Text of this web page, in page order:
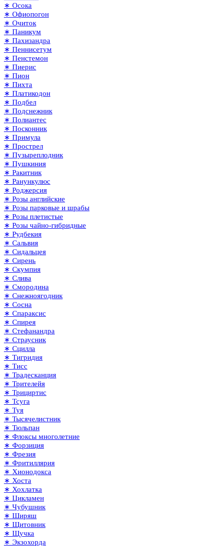
∗ Осока
∗ Офиопогон
∗ Очиток
∗ Паникум
∗ Пахизандра
∗ Пеннисетум
∗ Пенстемон
∗ Пиерис
∗ Пион
∗ Пихта
∗ Платикодон
∗ Подбел
∗ Подснежник
∗ Полиантес
∗ Посконник
∗ Примула
∗ Прострел
∗ Пузыреплодник
∗ Пушкиния
∗ Ракитник
∗ Ранункулюс
∗ Роджерсия
∗ Розы английские
∗ Розы парковые и шрабы
∗ Розы плетистые
∗ Розы чайно-гибридные
∗ Рудбекия
∗ Сальвия
∗ Сидальцея
∗ Сирень
∗ Скумпия
∗ Слива
∗ Смородина
∗ Снежноягодник
∗ Сосна
∗ Спараксис
∗ Спирея
∗ Стефанандра
∗ Страусник
∗ Сцилла
∗ Тигридия
∗ Тисс
∗ Традесканция
∗ Трителейя
∗ Трициртис
∗ Тсуга
∗ Туя
∗ Тысячелистник
∗ Тюльпан
∗ Флоксы многолетние
∗ Форзиция
∗ Фрезия
∗ Фритиллярия
∗ Хионодокса
∗ Хоста
∗ Хохлатка
∗ Цикламен
∗ Чубушник
∗ Ширяш
∗ Щитовник
∗ Щучка
∗ Экзохорда